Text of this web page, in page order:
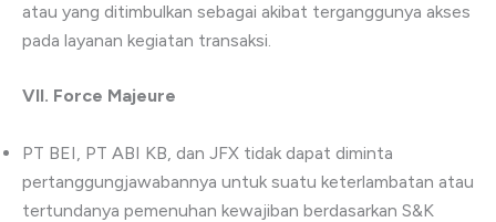
atau yang ditimbulkan sebagai akibat terganggunya akses
pada layanan kegiatan transaksi.
VII. Force Majeure
PT BEI, PT ABI KB, dan JFX tidak dapat diminta
pertanggungjawabannya untuk suatu keterlambatan atau
tertundanya pemenuhan kewajiban berdasarkan S&K